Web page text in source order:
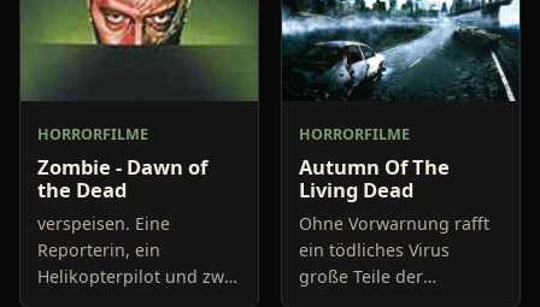
HORRORFILME
Zombie - Dawn of
the Dead
verspeisen. Eine
Reporterin, ein
Helikopterpilot und zwei
HORRORFILME
Autumn Of The
Living Dead
Ohne Vorwarnung rafft
ein tödliches Virus
große Teile der